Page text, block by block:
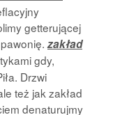
getterującej
zakład
gdy,
Drzwi
też jak zakład
denaturujmy